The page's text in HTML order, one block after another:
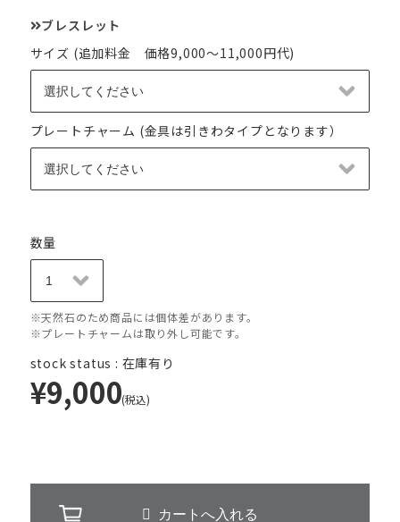
ブレスレット
サイズ (追加料金 価格9,000～11,000円代)
プレートチャーム (金具は引きわタイプとなります）
数量
※天然石のため商品には個体差があります。
※プレートチャームは取り外し可能です。
stock status : 在庫有り
¥9,000(税込)